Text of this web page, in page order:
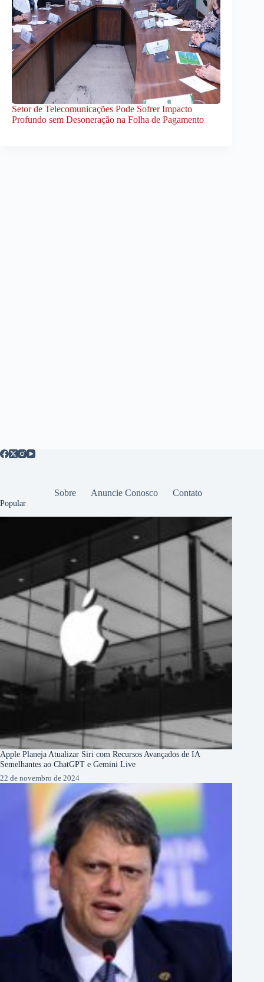
Setor de Telecomunicações Pode Sofrer Impacto
Profundo sem Desoneração na Folha de Pagamento
Sobre Anuncie Conosco Contato
Popular
Apple Planeja Atualizar Siri com Recursos Avançados de IA
Semelhantes ao ChatGPT e Gemini Live
22 de novembro de 2024